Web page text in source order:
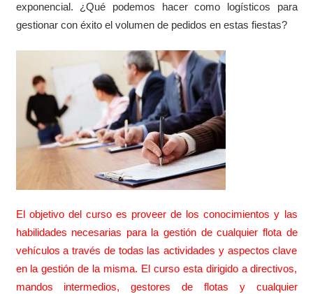
exponencial. ¿Qué podemos hacer como logísticos para
gestionar con éxito el volumen de pedidos en estas fiestas?
El objetivo del curso es proveer de los conocimientos y las
habilidades necesarias para la gestión de cualquier flota de
vehículos a través de todas las actividades y aspectos clave
en la gestión de la misma. El curso esta dirigido a directivos,
mandos intermedios, gestores de flotas y cualquier